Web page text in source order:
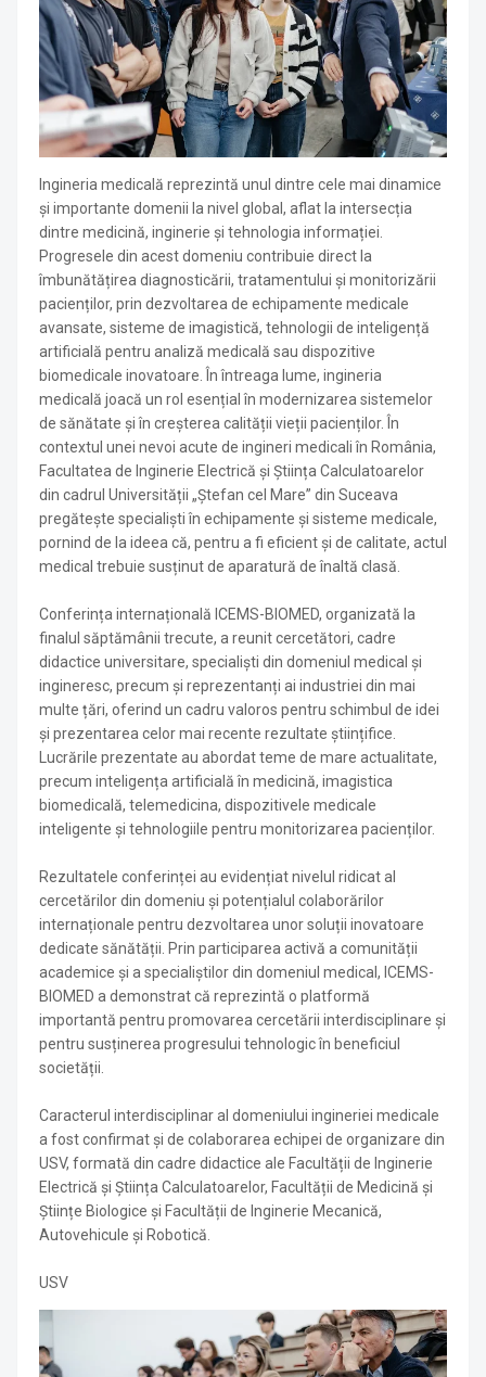
Ingineria medicală reprezintă unul dintre cele mai dinamice
și importante domenii la nivel global, aflat la intersecția
dintre medicină, inginerie și tehnologia informației.
Progresele din acest domeniu contribuie direct la
îmbunătățirea diagnosticării, tratamentului și monitorizării
pacienților, prin dezvoltarea de echipamente medicale
avansate, sisteme de imagistică, tehnologii de inteligență
artificială pentru analiză medicală sau dispozitive
biomedicale inovatoare. În întreaga lume, ingineria
medicală joacă un rol esențial în modernizarea sistemelor
de sănătate și în creșterea calității vieții pacienților. În
contextul unei nevoi acute de ingineri medicali în România,
Facultatea de Inginerie Electrică și Știința Calculatoarelor
din cadrul Universității „Ștefan cel Mare” din Suceava
pregătește specialiști în echipamente și sisteme medicale,
pornind de la ideea că, pentru a fi eficient și de calitate, actul
medical trebuie susținut de aparatură de înaltă clasă.
Conferința internațională ICEMS-BIOMED, organizată la
finalul săptămânii trecute, a reunit cercetători, cadre
didactice universitare, specialiști din domeniul medical și
ingineresc, precum și reprezentanți ai industriei din mai
multe țări, oferind un cadru valoros pentru schimbul de idei
și prezentarea celor mai recente rezultate științifice.
Lucrările prezentate au abordat teme de mare actualitate,
precum inteligența artificială în medicină, imagistica
biomedicală, telemedicina, dispozitivele medicale
inteligente și tehnologiile pentru monitorizarea pacienților.
Rezultatele conferinței au evidențiat nivelul ridicat al
cercetărilor din domeniu și potențialul colaborărilor
internaționale pentru dezvoltarea unor soluții inovatoare
dedicate sănătății. Prin participarea activă a comunității
academice și a specialiștilor din domeniul medical, ICEMS-
BIOMED a demonstrat că reprezintă o platformă
importantă pentru promovarea cercetării interdisciplinare și
pentru susținerea progresului tehnologic în beneficiul
societății.
Caracterul interdisciplinar al domeniului ingineriei medicale
a fost confirmat și de colaborarea echipei de organizare din
USV, formată din cadre didactice ale Facultății de Inginerie
Electrică și Știința Calculatoarelor, Facultății de Medicină și
Științe Biologice și Facultății de Inginerie Mecanică,
Autovehicule și Robotică.
USV